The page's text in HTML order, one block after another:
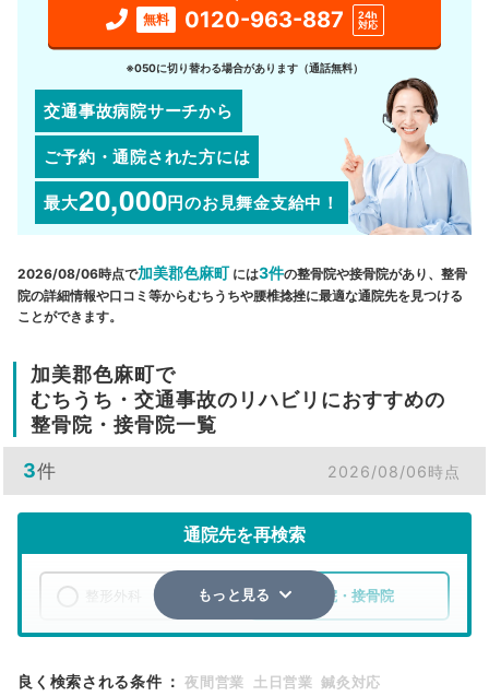
無料 0120-963-887
24h
対応
※050に切り替わる場合があります（通話無料）
交通事故病院サーチから
ご予約・通院された方には
最大20,000円のお見舞金支給中！
2026/08/06時点で加美郡色麻町 には3件の整骨院や接骨院があり、整骨
院の詳細情報や口コミ等からむちうちや腰椎捻挫に最適な通院先を見つける
ことができます。
加美郡色麻町で
むちうち・交通事故のリハビリにおすすめの
整骨院・接骨院一覧
3件 2026/08/06時点
通院先を再検索
整骨院・接骨院
もっと見る
良く検索される条件 ： 夜間営業 土日営業 鍼灸対応